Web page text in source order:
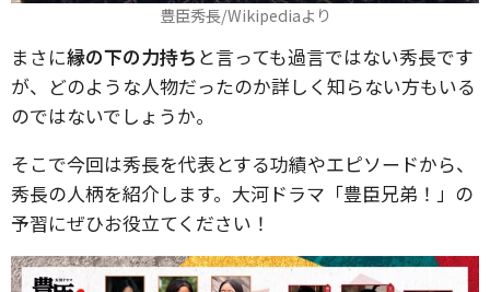
豊臣秀長/Wikipediaより
まさに縁の下の力持ち と言っても過言ではない秀長です
が、どのような人物だったのか詳しく知らない方もいる
のではないでしょうか。
そこで今回は秀長を代表とする功績やエピソードから、
秀長の人柄を紹介します。大河ドラマ「豊臣兄弟！」の
予習にぜひお役立てください！